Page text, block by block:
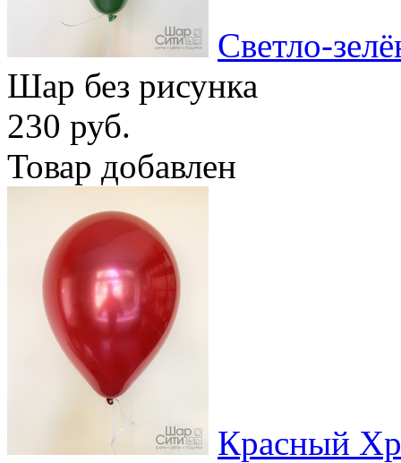
Светло-
Шар без рисунка
230 руб.
Товар добавлен
Красный